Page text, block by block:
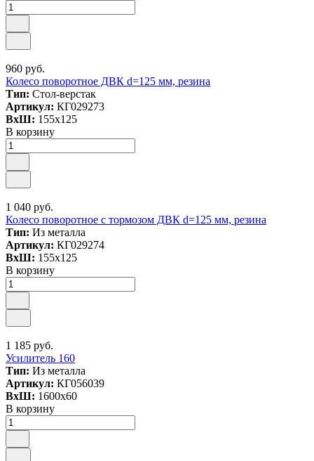
960 руб.
Колесо поворотное ДВК d=125 мм, резина
Тип: Стол-верстак
Артикул: КГ029273
ВxШ: 155x125
В корзину
1 040 руб.
Колесо поворотное с тормозом ДВК d=125 мм, резина
Тип: Из металла
Артикул: КГ029274
ВxШ: 155x125
В корзину
1 185 руб.
Усилитель 160
Тип: Из металла
Артикул: КГ056039
ВxШ: 1600x60
В корзину